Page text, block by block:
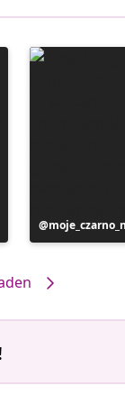
Bericht
gepubliceerd